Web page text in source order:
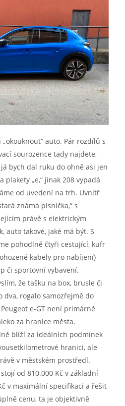
auto. Pár rozdílů s
sourozence tady najdete,
bych dal ruku do ohně asi jen
plakety „e,“ jinak 208 vypadá
od uvedení na trh. Uvnitř
známá písnička,“ s
právě s elektrickým
auto takové, jaké má být. S
pohodlně čtyři cestující, kufr
kabely pro nabíjení)
či sportovní vybavení.
že tašku na box, brusle či
dva, rogalo samozřejmě do
e-GT není primárně
za hranice města.
blíží za ideálních podmínek
hranici, ale
v městském prostředí.
od 810.000 Kč v základní
v maximální specifikaci a řešit
cenu, ta je objektivně